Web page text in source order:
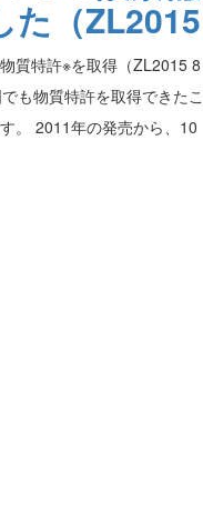
（
質特許※を取得（ZL2015 8
も物質特許を取得できたこ
。 2011年の発売から、10